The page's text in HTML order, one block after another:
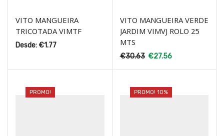
VITO MANGUEIRA
TRICOTADA VIMTF
Desde: €1.77
VITO MANGUEIRA VERDE
JARDIM VIMVJ ROLO 25
MTS
€30.63 €27.56
PROMO! PROMO! 10%